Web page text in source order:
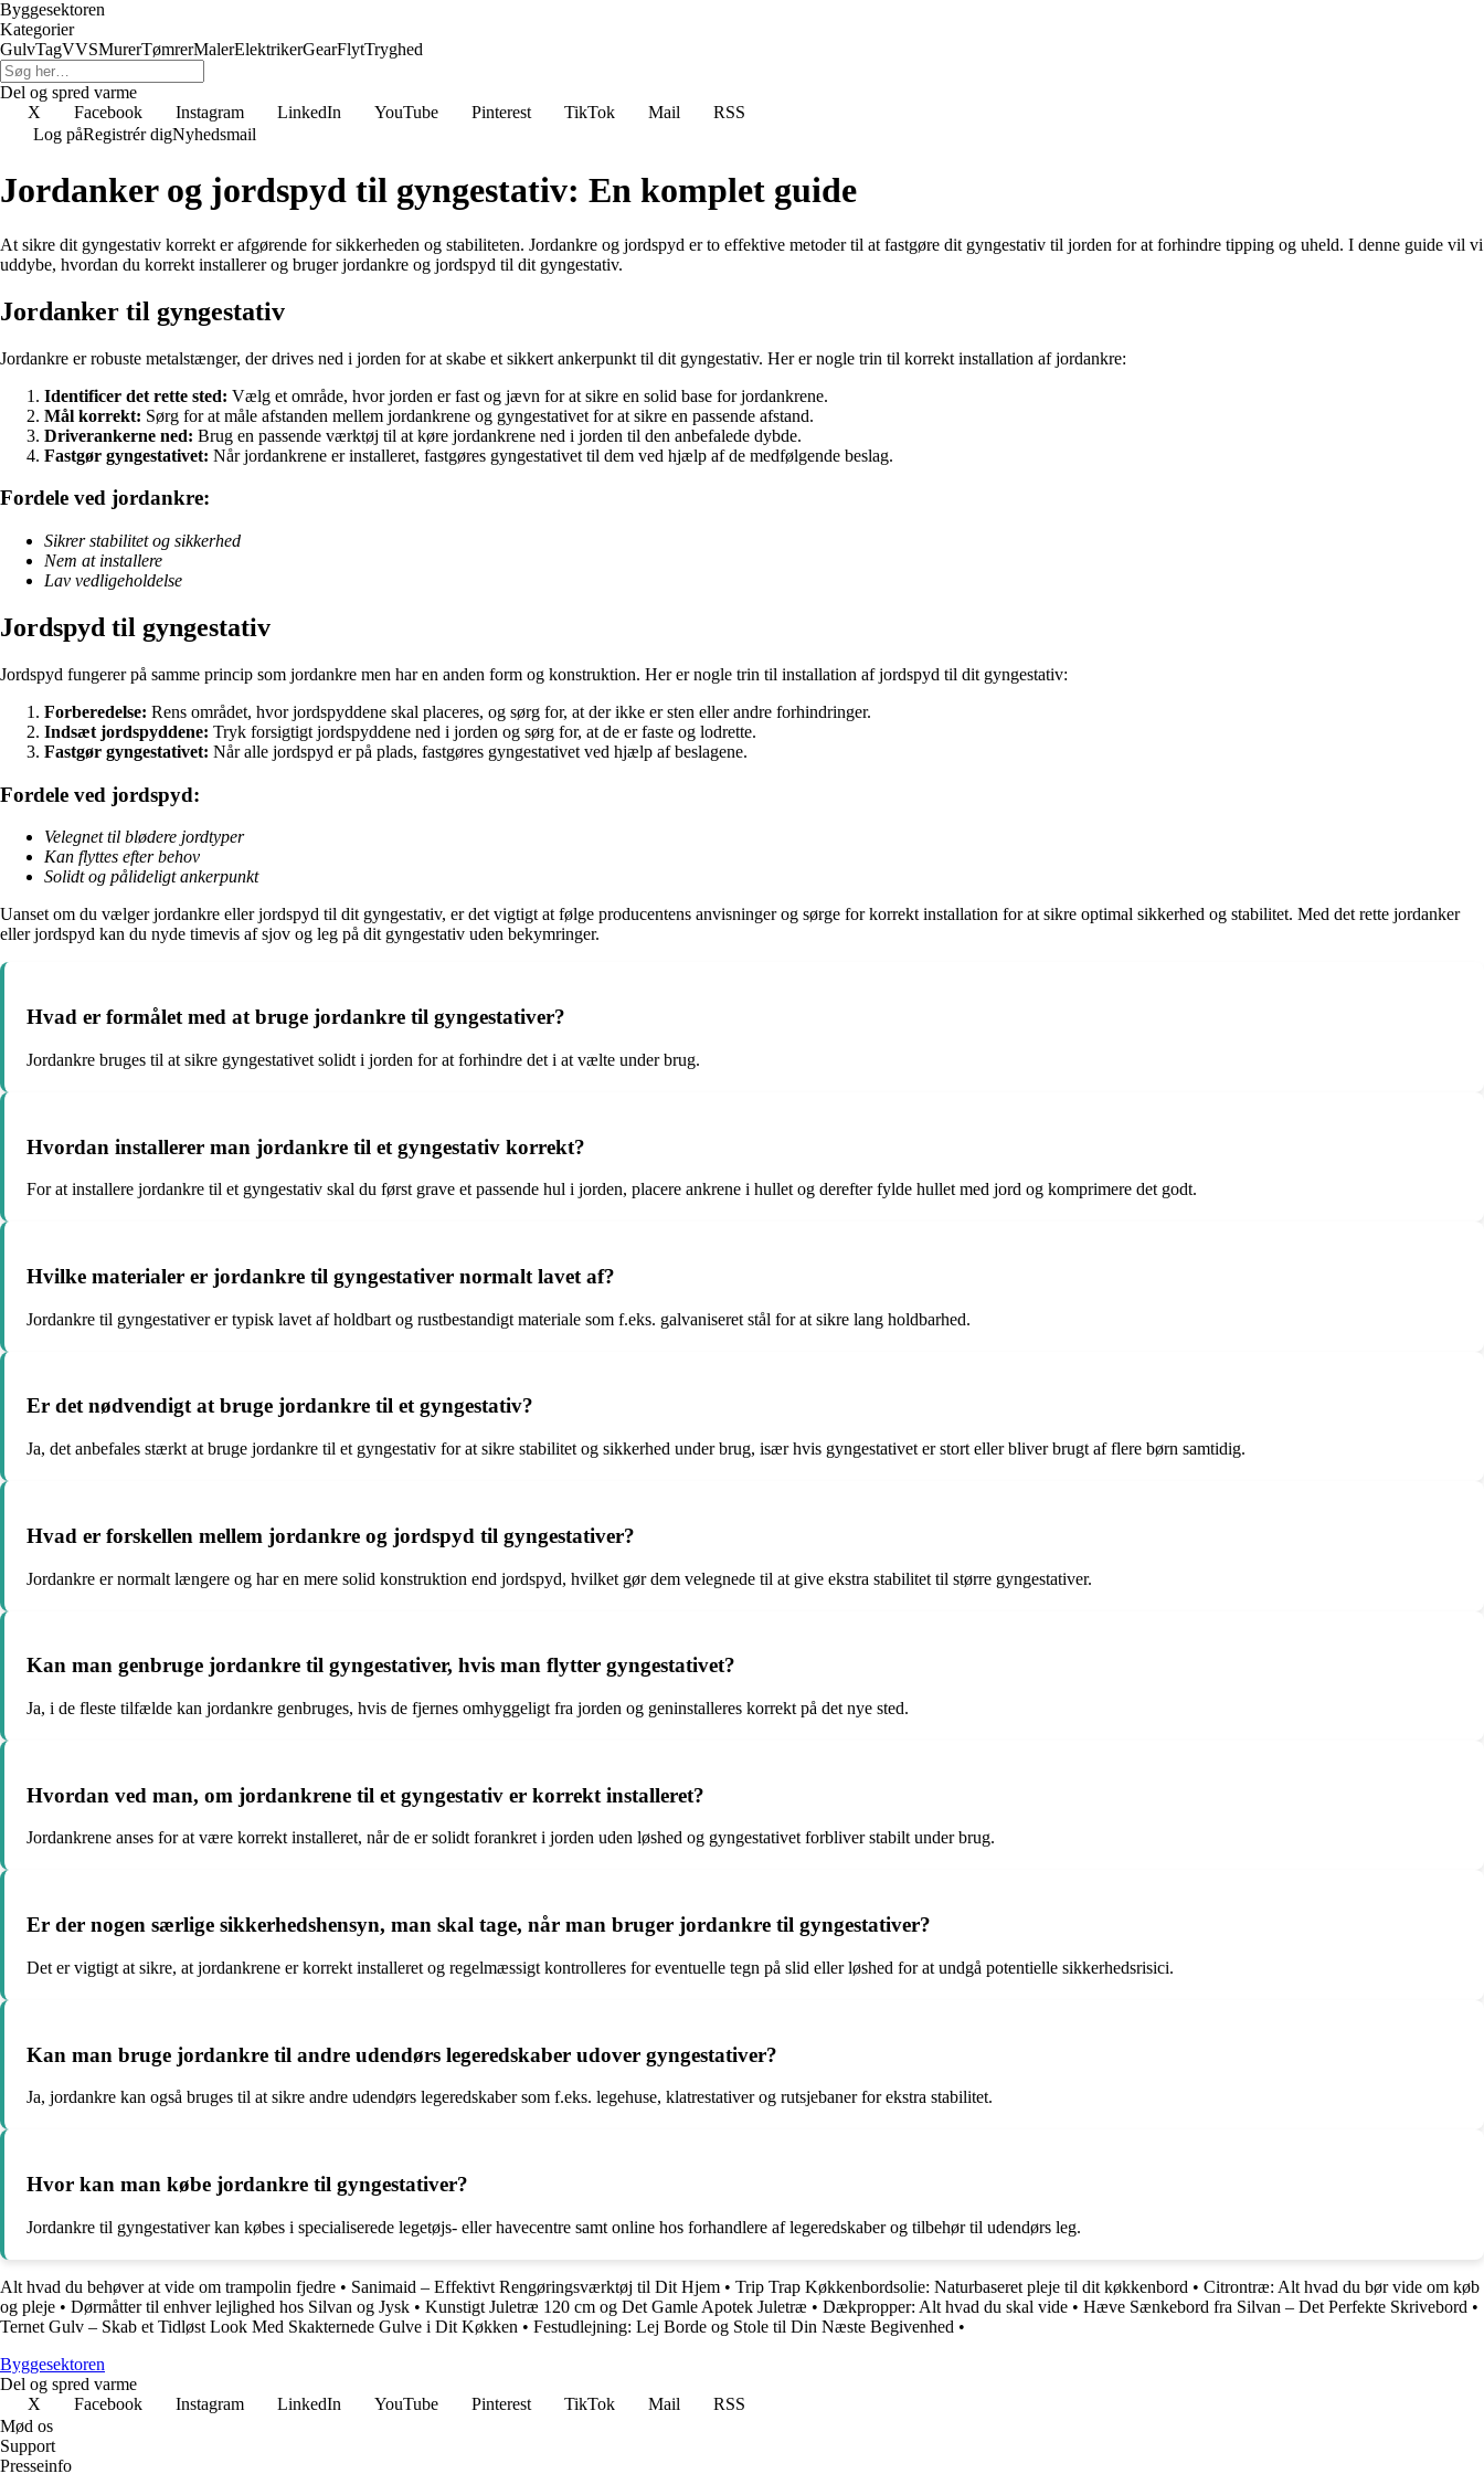
Byggesektoren
Kategorier
GulvTagVVSMurerTømrerMalerElektrikerGearFlytTryghed
Del og spred varme
X
Facebook Instagram LinkedIn YouTube Pinterest TikTok Mail
RSS
Log påRegistrér digNyhedsmail
Jordanker og jordspyd til gyngestativ: En komplet guide
At sikre dit gyngestativ korrekt er afgørende for sikkerheden og stabiliteten. Jordankre og jordspyd er to effektive metoder til at fastgøre dit gyngestativ til jorden for at forhindre tipping og uheld. I denne guide vil vi
uddybe, hvordan du korrekt installerer og bruger jordankre og jordspyd til dit gyngestativ.
Jordanker til gyngestativ
Jordankre er robuste metalstænger, der drives ned i jorden for at skabe et sikkert ankerpunkt til dit gyngestativ. Her er nogle trin til korrekt installation af jordankre:
Identificer det rette sted: Vælg et område, hvor jorden er fast og jævn for at sikre en solid base for jordankrene.
Mål korrekt: Sørg for at måle afstanden mellem jordankrene og gyngestativet for at sikre en passende afstand.
Driverankerne ned: Brug en passende værktøj til at køre jordankrene ned i jorden til den anbefalede dybde.
Fastgør gyngestativet: Når jordankrene er installeret, fastgøres gyngestativet til dem ved hjælp af de medfølgende beslag.
Fordele ved jordankre:
Sikrer stabilitet og sikkerhed
Nem at installere
Lav vedligeholdelse
Jordspyd til gyngestativ
Jordspyd fungerer på samme princip som jordankre men har en anden form og konstruktion. Her er nogle trin til installation af jordspyd til dit gyngestativ:
Forberedelse: Rens området, hvor jordspyddene skal placeres, og sørg for, at der ikke er sten eller andre forhindringer.
Indsæt jordspyddene: Tryk forsigtigt jordspyddene ned i jorden og sørg for, at de er faste og lodrette.
Fastgør gyngestativet: Når alle jordspyd er på plads, fastgøres gyngestativet ved hjælp af beslagene.
Fordele ved jordspyd:
Velegnet til blødere jordtyper
Kan flyttes efter behov
Solidt og pålideligt ankerpunkt
Uanset om du vælger jordankre eller jordspyd til dit gyngestativ, er det vigtigt at følge producentens anvisninger og sørge for korrekt installation for at sikre optimal sikkerhed og stabilitet. Med det rette jordanker
eller jordspyd kan du nyde timevis af sjov og leg på dit gyngestativ uden bekymringer.
Hvad er formålet med at bruge jordankre til gyngestativer?
Jordankre bruges til at sikre gyngestativet solidt i jorden for at forhindre det i at vælte under brug.
Hvordan installerer man jordankre til et gyngestativ korrekt?
For at installere jordankre til et gyngestativ skal du først grave et passende hul i jorden, placere ankrene i hullet og derefter fylde hullet med jord og komprimere det godt.
Hvilke materialer er jordankre til gyngestativer normalt lavet af?
Jordankre til gyngestativer er typisk lavet af holdbart og rustbestandigt materiale som f.eks. galvaniseret stål for at sikre lang holdbarhed.
Er det nødvendigt at bruge jordankre til et gyngestativ?
Ja, det anbefales stærkt at bruge jordankre til et gyngestativ for at sikre stabilitet og sikkerhed under brug, især hvis gyngestativet er stort eller bliver brugt af flere børn samtidig.
Hvad er forskellen mellem jordankre og jordspyd til gyngestativer?
Jordankre er normalt længere og har en mere solid konstruktion end jordspyd, hvilket gør dem velegnede til at give ekstra stabilitet til større gyngestativer.
Kan man genbruge jordankre til gyngestativer, hvis man flytter gyngestativet?
Ja, i de fleste tilfælde kan jordankre genbruges, hvis de fjernes omhyggeligt fra jorden og geninstalleres korrekt på det nye sted.
Hvordan ved man, om jordankrene til et gyngestativ er korrekt installeret?
Jordankrene anses for at være korrekt installeret, når de er solidt forankret i jorden uden løshed og gyngestativet forbliver stabilt under brug.
Er der nogen særlige sikkerhedshensyn, man skal tage, når man bruger jordankre til gyngestativer?
Det er vigtigt at sikre, at jordankrene er korrekt installeret og regelmæssigt kontrolleres for eventuelle tegn på slid eller løshed for at undgå potentielle sikkerhedsrisici.
Kan man bruge jordankre til andre udendørs legeredskaber udover gyngestativer?
Ja, jordankre kan også bruges til at sikre andre udendørs legeredskaber som f.eks. legehuse, klatrestativer og rutsjebaner for ekstra stabilitet.
Hvor kan man købe jordankre til gyngestativer?
Jordankre til gyngestativer kan købes i specialiserede legetøjs- eller havecentre samt online hos forhandlere af legeredskaber og tilbehør til udendørs leg.
Alt hvad du behøver at vide om trampolin fjedre • Sanimaid – Effektivt Rengøringsværktøj til Dit Hjem • Trip Trap Køkkenbordsolie: Naturbaseret pleje til dit køkkenbord • Citrontræ: Alt hvad du bør vide om køb
og pleje • Dørmåtter til enhver lejlighed hos Silvan og Jysk • Kunstigt Juletræ 120 cm og Det Gamle Apotek Juletræ • Dækpropper: Alt hvad du skal vide • Hæve Sænkebord fra Silvan – Det Perfekte Skrivebord •
Ternet Gulv – Skab et Tidløst Look Med Skakternede Gulve i Dit Køkken • Festudlejning: Lej Borde og Stole til Din Næste Begivenhed •
Byggesektoren
Del og spred varme
X
Facebook Instagram LinkedIn YouTube Pinterest TikTok Mail
RSS
Mød os
Support
Presseinfo